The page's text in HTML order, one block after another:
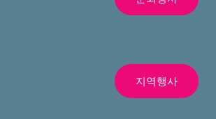
지역행사